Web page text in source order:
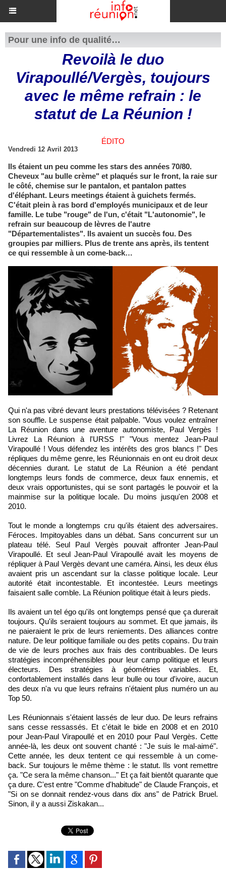
Pour une info de qualité…
Revoilà le duo
Virapoullé/Vergès, toujours
avec le même refrain : le
statut de La Réunion !
ÉDITO
Vendredi 12 Avril 2013
Ils étaient un peu comme les stars des années 70/80.
Cheveux "au bulle crème" et plaqués sur le front, la raie sur
le côté, chemise sur le pantalon, et pantalon pattes
d'éléphant. Leurs meetings étaient à guichets fermés.
C'était plein à ras bord d'employés municipaux et de leur
famille. Le tube "rouge" de l'un, c'était "L'autonomie", le
refrain sur beaucoup de lèvres de l'autre
"Départementalistes". Ils avaient un succès fou. Des
groupies par milliers. Plus de trente ans après, ils tentent
ce qui ressemble à un come-back…
Qui n'a pas vibré devant leurs prestations télévisées ? Retenant
son souffle. Le suspense était palpable. "Vous voulez entraîner
La Réunion dans une aventure autonomiste, Paul Vergès !
Livrez La Réunion à l'URSS !" "Vous mentez Jean-Paul
Virapoullé ! Vous défendez les intérêts des gros blancs !" Des
répliques du même genre, les Réunionnais en ont eu droit deux
décennies durant. Le statut de La Réunion a été pendant
longtemps leurs fonds de commerce, deux faux ennemis, et
deux vrais opportunistes, qui se sont partagés le pouvoir et la
mainmise sur la politique locale. Du moins jusqu'en 2008 et
2010.
Tout le monde a longtemps cru qu'ils étaient des adversaires.
Féroces. Impitoyables dans un débat. Sans concurrent sur un
plateau télé. Seul Paul Vergès pouvait affronter Jean-Paul
Virapoullé. Et seul Jean-Paul Virapoullé avait les moyens de
répliquer à Paul Vergès devant une caméra. Ainsi, les deux élus
avaient pris un ascendant sur la classe politique locale. Leur
autorité était incontestable. Et incontestée. Leurs meetings
faisaient salle comble. La Réunion politique était à leurs pieds.
Ils avaient un tel égo qu'ils ont longtemps pensé que ça durerait
toujours. Qu'ils seraient toujours au sommet. Et que jamais, ils
ne paieraient le prix de leurs reniements. Des alliances contre
nature. De leur politique familiale ou des petits copains. Du train
de vie de leurs proches aux frais des contribuables. De leurs
stratégies incompréhensibles pour leur camp politique et leurs
électeurs. Des stratégies à géométries variables. Et,
confortablement installés dans leur bulle ou tour d'ivoire, aucun
des deux n'a vu que leurs refrains n'étaient plus numéro un au
Top 50.
Les Réunionnais s'étaient lassés de leur duo. De leurs refrains
sans cesse ressassés. Et c'était le bide en 2008 et en 2010
pour Jean-Paul Virapoullé et en 2010 pour Paul Vergès. Cette
année-là, les deux ont souvent chanté : "Je suis le mal-aimé".
Cette année, les deux tentent ce qui ressemble à un come-
back. Sur toujours le même thème : le statut. Ils vont remettre
ça. "Ce sera la même chanson..." Et ça fait bientôt quarante que
ça dure. C'est entre "Comme d'habitude" de Claude François, et
"Si on se donnait rendez-vous dans dix ans" de Patrick Bruel.
Sinon, il y a aussi Ziskakan...